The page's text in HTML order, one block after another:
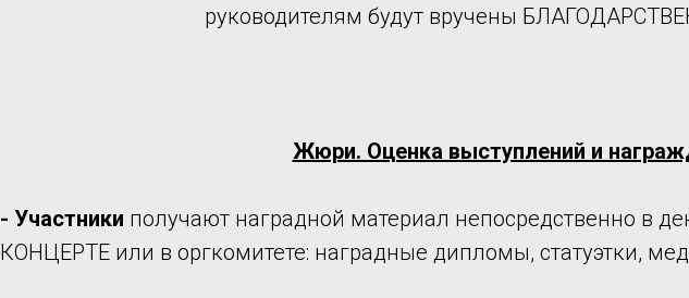
руководителям будут вручены
Жюри. Оценка выступлений и
- Участники получают наградной материал непосредственно в
КОНЦЕРТЕ или в оргкомитете: наградные дипломы, статуэтки,